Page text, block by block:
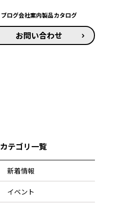
ブログ会社案内製品カタログ
お問い合わせ
カテゴリ一覧
新着情報
イベント